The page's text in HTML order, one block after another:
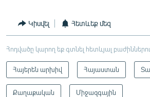
Կիսվել Հետևեք մեզ
Հոդվածը կարող եք գտնել հետևյալ
Հայերեն արխիվ Հայաստան
Քաղաքական Միջազգային